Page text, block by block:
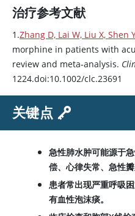
治疗参考文献
1.Zhang D, Lai W, Liu X, Shen
morphine in patients with
review and meta-analysis.
1224.doi:10.1002/clc.23691
关键点
急性肺水肿可能源于
偿、心律失常、急性
患者常出现严重呼吸
有血性泡沫痰。